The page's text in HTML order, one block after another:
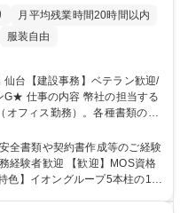
月平均残業時間20時間以内
服装自由
する
オフィス勤務）。各種書類の作
を担当します。 【具体的
として、工事関連書類の作成・
ータ入力作業等を行います。建
ィスとしてオフィス内で勤務を
全書類や契約書作成等のご経験
経験者歓迎 【歓迎】MOS資格